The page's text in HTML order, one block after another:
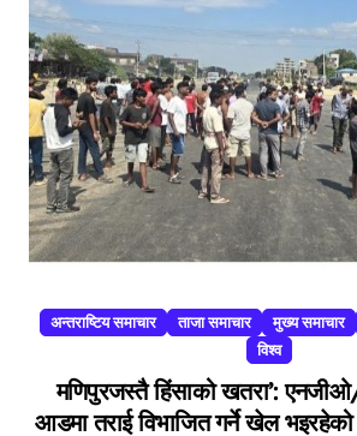
अन्तराष्टिय समाचार ताजा समाचार मुख्य समाचार
विश्व
मणिपुरजस्तै हिंसाको खतरा’:
आडमा तराई विभाजित गर्ने खेल